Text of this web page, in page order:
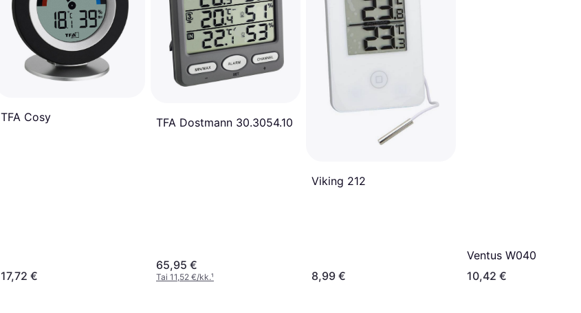
TFA Cosy
17,72 €
TFA Dostmann 30.3054.10
65,95 €
Tai 11,52 €/kk.¹
Viking 212
8,99 €
Ventus W040
10,42 €